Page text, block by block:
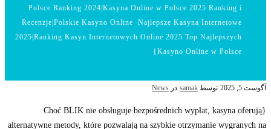
Polsce Ranking 2024|Kasyna Online w Polsce 2025 Ranking i
Recenzje|Polskie Kasyno Online ️ Najlepsze Kasyna Internetowe
2025|Ranking Kasyn Internetowych Online 2025 Top Najlepszych
Kasyno Online w Polsce}
آگوست 5, 2025 توسط samak در News
{Choć BLIK nie obsługuje bezpośrednich wypłat, kasyna oferują
alternatywne metody, które pozwalają na szybkie otrzymanie wygranych na